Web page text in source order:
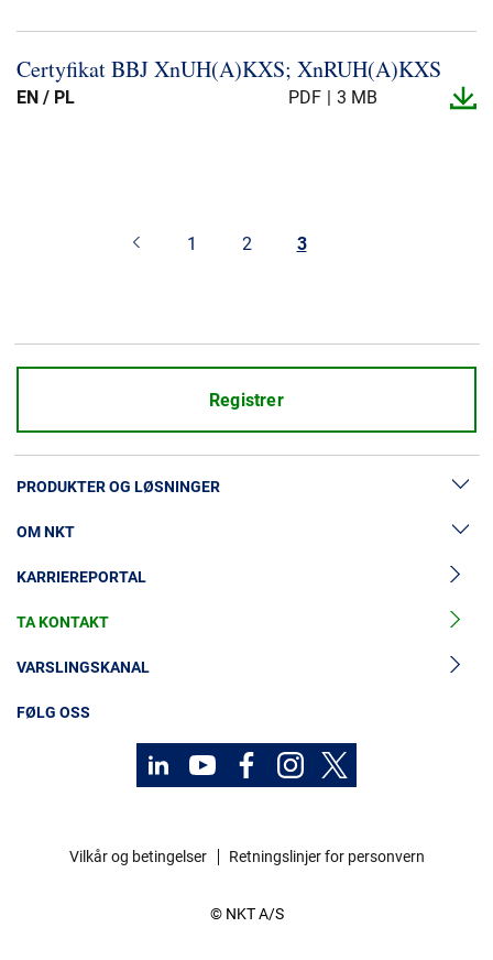
Karriere
Certyfikat BBJ XnUH(A)KXS; XnRUH(A)KXS
EN / PL PDF 3 MB
1 2 3
Registrer
PRODUKTER OG LØSNINGER
Lavspenningskabler
Mellomspenningskabler
Mellomspenningskabeltilbehør
Høyspenningskabelløsninger
OM NKT
Nyheter og presse
Vår historie
Investorer
Bærekraft
KARRIEREPORTAL
TA KONTAKT
VARSLINGSKANAL
FØLG OSS
© NKT A/S
Vilkår og betingelser Retningslinjer for personvern